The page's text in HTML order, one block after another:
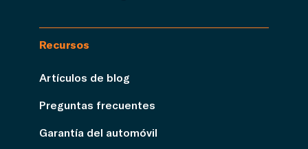
Recursos
Artículos de blog
Preguntas frecuentes
Garantía del automóvil